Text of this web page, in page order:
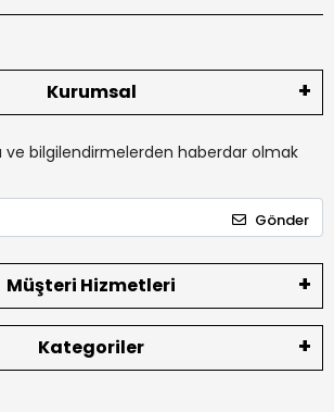
Kurumsal
ve bilgilendirmelerden haberdar olmak
Gönder
Müşteri Hizmetleri
Kategoriler